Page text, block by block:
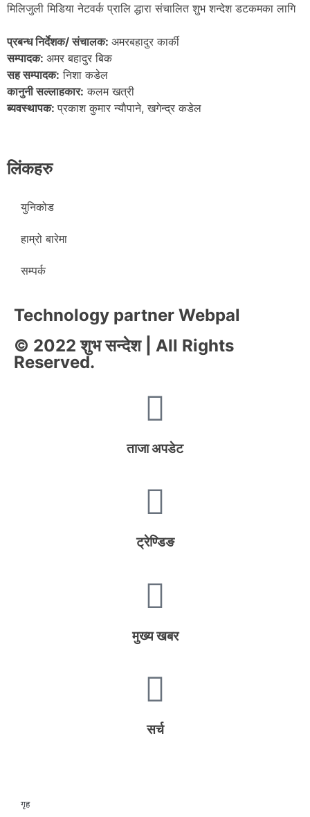
मिलिजुली मिडिया नेटवर्क प्रालि द्धारा संचालित शुभ शन्देश डटकमका लागि
प्रबन्ध निर्देशक/ संचालक: अमरबहादुर कार्की
सम्पादक: अमर बहादुर बिक
सह सम्पादक: निशा कडेल
कानुनी सल्लाहकार: कलम खत्री
ब्यवस्थापक:प्रकाश कुमार न्याैपाने, खगेन्द्र कडेल
लिंकहरु
युनिकोड
हाम्रो बारेमा
सम्पर्क
© 2022 शुभ सन्देश | All Rights
Reserved.
Technology partner Webpal
ताजा अपडेट
ट्रेण्डिङ
मुख्य खबर
सर्च
गृह